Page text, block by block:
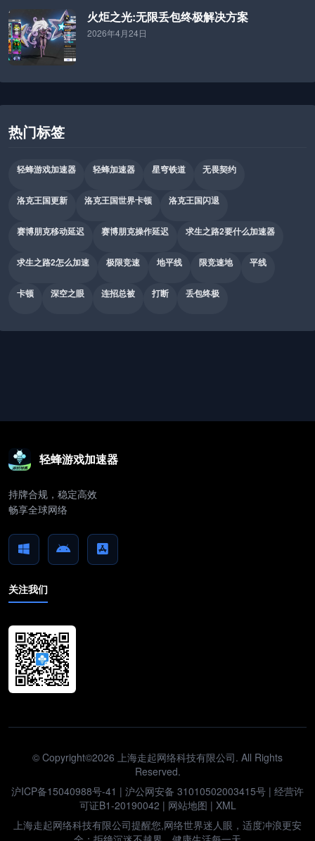
火炬之光:无限丢包终极解决方案
2026年4月24日
热门标签
轻蜂游戏加速器 轻蜂加速器 星穹铁道 无畏契约
洛克王国更新 洛克王国世界卡顿 洛克王国闪退
赛博朋克移动延迟 赛博朋克操作延迟 求生之路2要什么加速器
求生之路2怎么加速 极限竞速 地平线 限竞速地 平线
卡顿 深空之眼 连招总被 打断 丢包终极
轻蜂游戏加速器
持牌合规，稳定高效
畅享全球网络
关注我们
© Copyright©2026 上海走起网络科技有限公司. All Rights
Reserved.
沪ICP备15040988号-41 | 沪公网安备 31010502003415号 | 经营许
可证B1-20190042 | 网站地图 | XML
上海走起网络科技有限公司提醒您,网络世界迷人眼，适度冲浪更安